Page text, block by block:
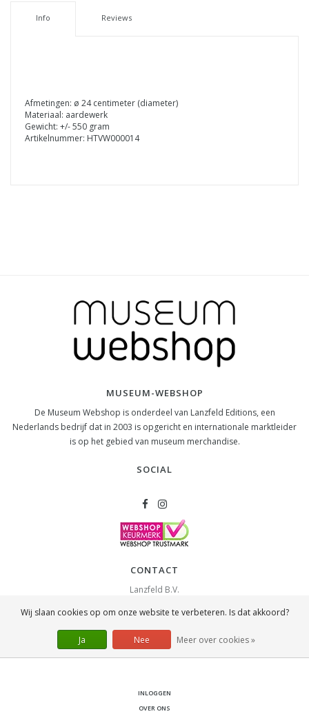
Info Reviews
Afmetingen: ø 24 centimeter (diameter)
Materiaal: aardewerk
Gewicht: +/- 550 gram
Artikelnummer: HTVW000014
MUSEUM-WEBSHOP
De Museum Webshop is onderdeel van Lanzfeld Editions, een
Nederlands bedrijf dat in 2003 is opgericht en internationale marktleider
is op het gebied van museum merchandise.
SOCIAL
CONTACT
Lanzfeld B.V.
2631 RSNootdorp
info@lanzfeld.nl
088 33 66 990
INLOGGEN
OVER ONS
Wij slaan cookies op om onze website te verbeteren. Is dat akkoord?
Ja Nee Meer over cookies »